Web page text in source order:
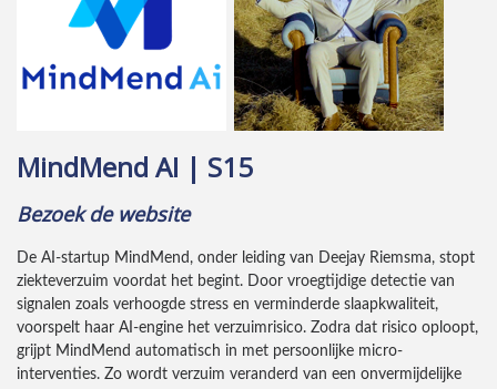
MindMend AI | S15
Bezoek de website
De AI-startup MindMend, onder leiding van Deejay Riemsma, stopt
ziekteverzuim voordat het begint. Door vroegtijdige detectie van
signalen zoals verhoogde stress en verminderde slaapkwaliteit,
voorspelt haar AI-engine het verzuimrisico. Zodra dat risico oploopt,
grijpt MindMend automatisch in met persoonlijke micro-
interventies. Zo wordt verzuim veranderd van een onvermijdelijke